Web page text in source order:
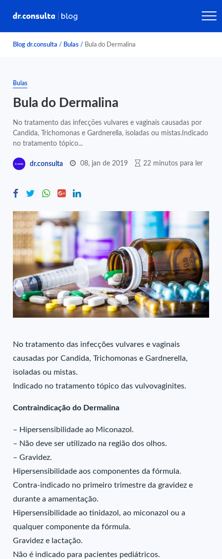
Blog dr.consulta / Bulas / Bula do Dermalina
Bulas
Bula do Dermalina
No tratamento das infecções vulvares e vaginais causadas por
Candida, Trichomonas e Gardnerella, isoladas ou mistas.Indicado
no tratamento tópico...
dr.consulta 08, jan de 2019 22 minutos para ler
No tratamento das infecções vulvares e vaginais
causadas por Candida, Trichomonas e Gardnerella,
isoladas ou mistas.
Indicado no tratamento tópico das vulvovaginites.
Contraindicação do Dermalina
– Hipersensibilidade ao Miconazol.
– Não deve ser utilizado na região dos olhos.
– Gravidez.
Hipersensibilidade aos componentes da fórmula.
Contra-indicado no primeiro trimestre da gravidez e
durante a amamentação.
Hipersensibilidade ao tinidazol, ao miconazol ou a
qualquer componente da fórmula.
Gravidez e lactação.
Não é indicado para pacientes pediátricos.